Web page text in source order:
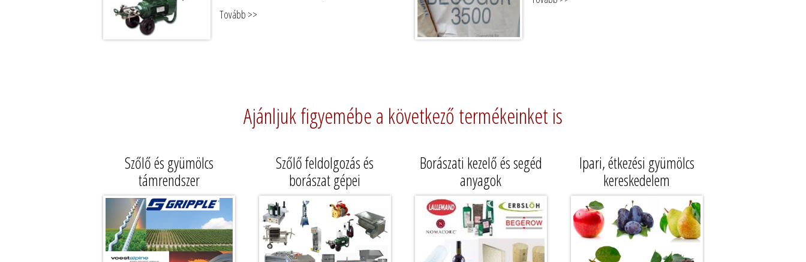
Tovább >>
Ajánljuk figyemébe a következő termékeinket is
Szőlő és gyümölcs
támrendszer
Szőlő feldolgozás és
borászat gépei
Borászati kezelő és segéd
anyagok
Ipari, étkezési gyümölcs
kereskedelem